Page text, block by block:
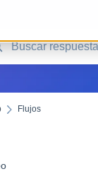
Flujos